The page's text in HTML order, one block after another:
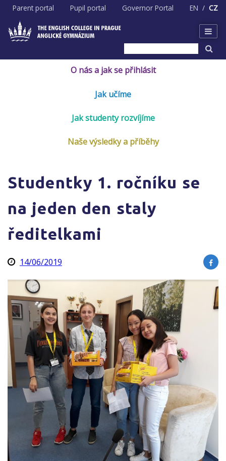
Skip
content
Parent portal Pupil portal Governor Portal EN CZ
O nás a jak se přihlásit
Jak učíme
Jak studenty rozvíjíme
Naše výsledky a příběhy
Studentky 1. ročníku se
na jeden den staly
ředitelkami
14/06/2019